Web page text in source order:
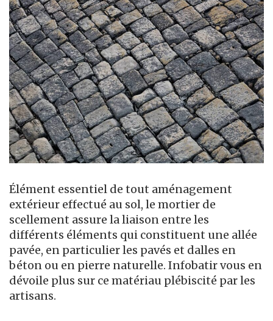
Élément essentiel de tout aménagement
extérieur effectué au sol, le mortier de
scellement assure la liaison entre les
différents éléments qui constituent une allée
pavée, en particulier les pavés et dalles en
béton ou en pierre naturelle. Infobatir vous en
dévoile plus sur ce matériau plébiscité par les
artisans.